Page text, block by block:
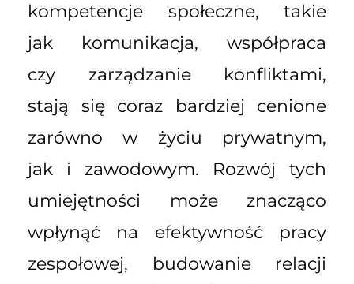
kompetencje społeczne, takie
jak komunikacja, współpraca
czy zarządzanie konfliktami,
stają się coraz bardziej cenione
zarówno w życiu prywatnym,
jak i zawodowym. Rozwój tych
umiejętności może znacząco
wpłynąć na efektywność pracy
zespołowej, budowanie relacji